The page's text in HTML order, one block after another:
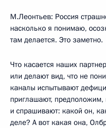
М.Леонтьев: Россия
насколько я понимаю,
там делается. Это заметно.
Что касается наших
или делают вид, что не
каналы испытывают
приглашают, предположим,
и спрашивают: какой он,
деле? А вот какая она,